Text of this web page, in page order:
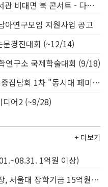
제12회 저자와 함께하는 중앙도서관 비대면 북 콘서트 - 다양성위원회 추천 염운옥편 (9/18)
아연구모임 지원사업 공고
문경진대회 (~12/14)
연구소 국제학술대회 (9/18)
여성학협동과정 & 여성연구소 집중집담회 1차 "동시대 페미니스트의 지식, 감정, 노동" (9/18)
디어2 (~9/28)
+ 더보기
1억원 이상)
하나제약 조경일 회장·이윤하 사장, 서울대 장학기금 15억원 쾌척